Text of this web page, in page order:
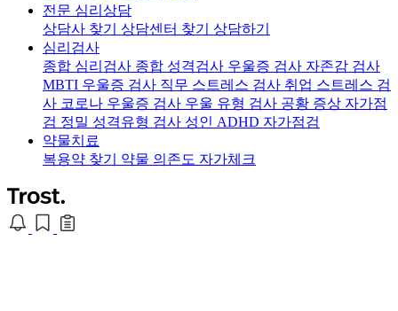
전문 심리상담
상담사 찾기 상담센터 찾기 상담하기
심리검사
종합 심리검사 종합 성격검사 우울증 검사 자존감 검사
MBTI 우울증 검사 직무 스트레스 검사 취업 스트레스 검
사 코로나 우울증 검사 우울 유형 검사 공황 증상 자가점
검 정밀 성격유형 검사 성인 ADHD 자가점검
약물치료
복용약 찾기 약물 의존도 자가체크